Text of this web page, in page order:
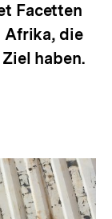
Facetten
die
haben.